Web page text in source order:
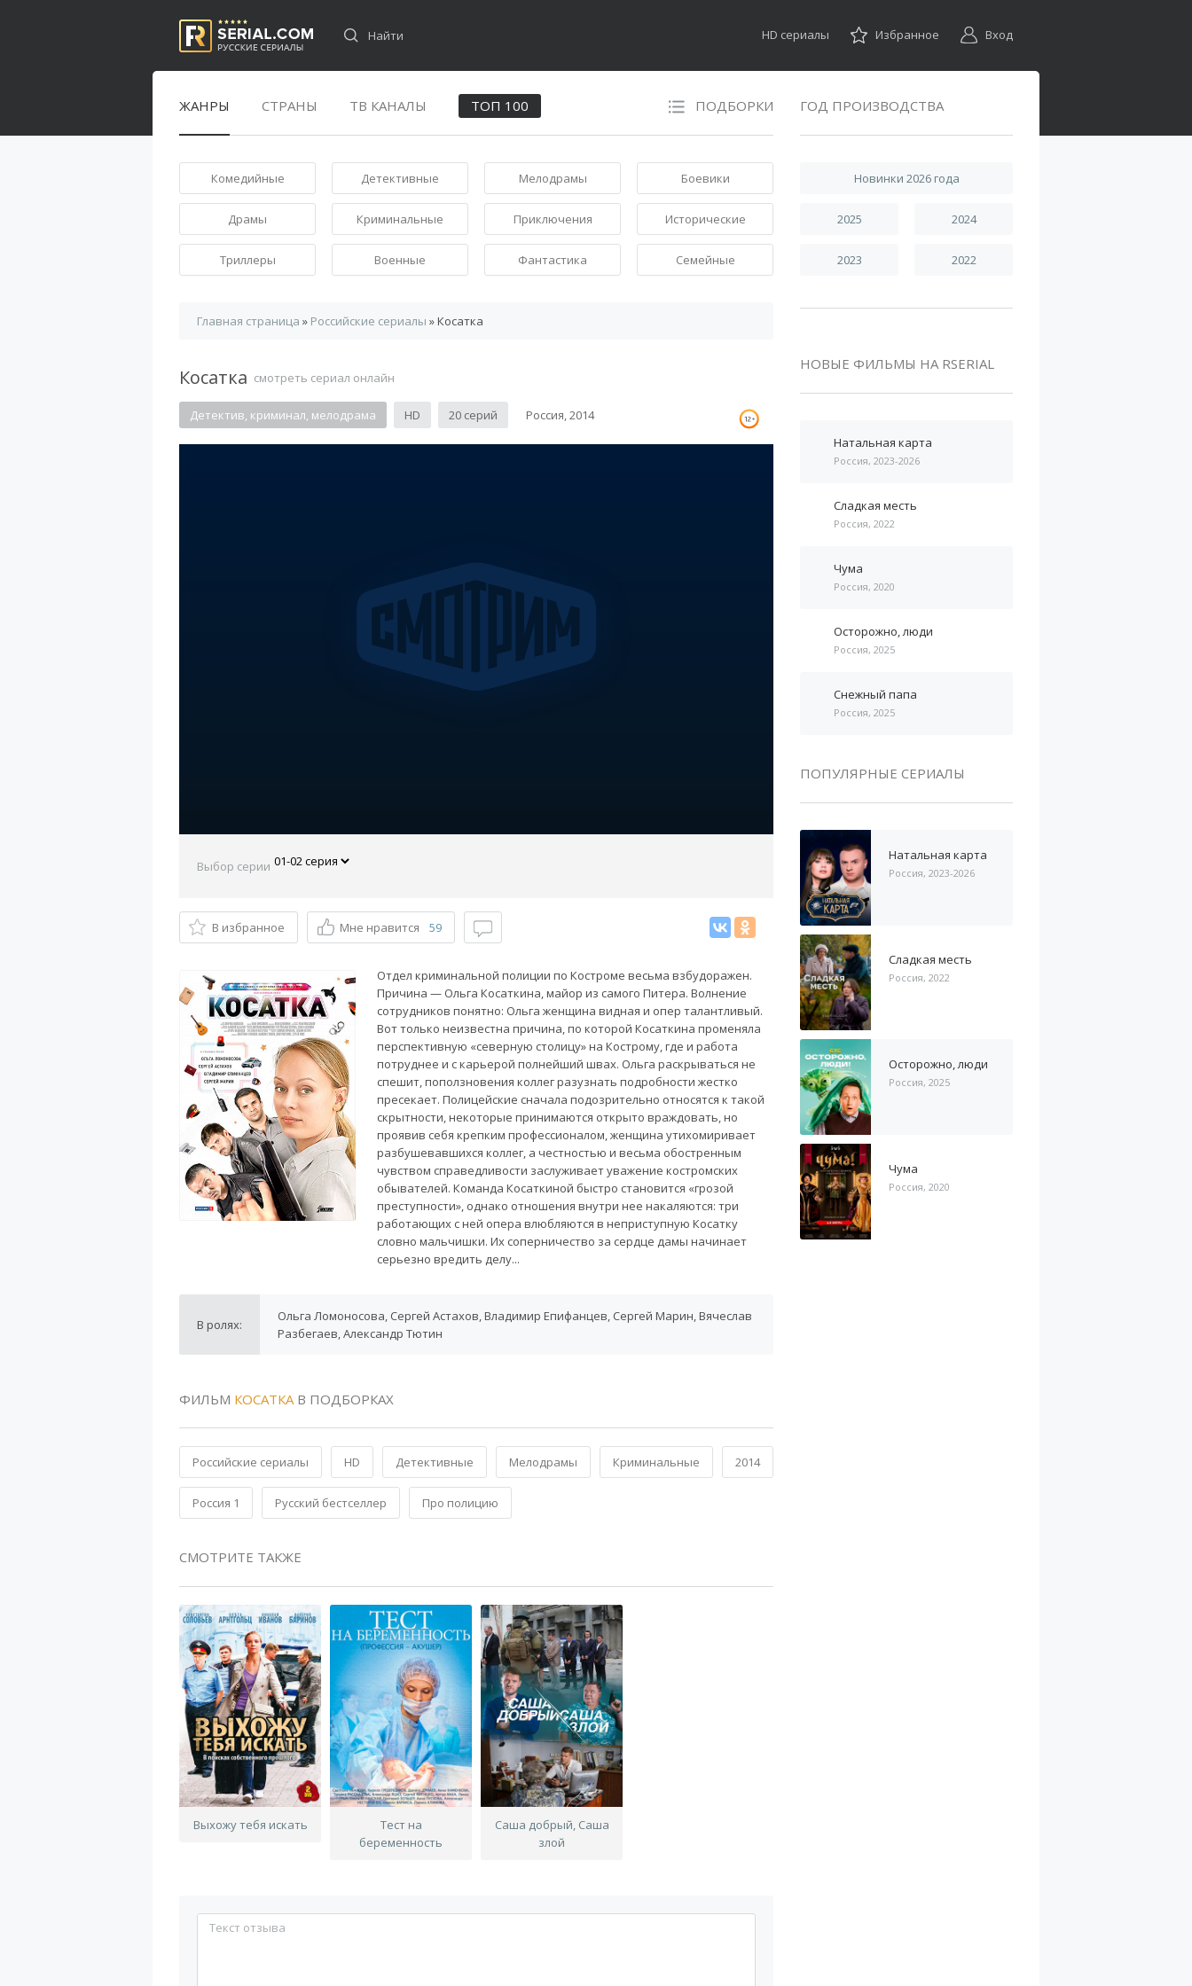
HD сериалы Избранное Вход
ЖАНРЫ СТРАНЫ ТВ КАНАЛЫ ПОДБОРКИ
ТОП 100
Комедийные Детективные Мелодрамы Боевики
Драмы Криминальные Приключения Исторические
Триллеры Военные Фантастика Семейные
Главная страница » Российские сериалы » Косатка
Косатка смотреть сериал онлайн
Детектив, криминал, мелодрама HD 20 серий Россия, 2014
Выбор серии
В избранное Мне нравится 59
Отдел криминальной полиции по Костроме весьма взбудоражен.
Причина — Ольга Косаткина, майор из самого Питера. Волнение
сотрудников понятно: Ольга женщина видная и опер талантливый.
Вот только неизвестна причина, по которой Косаткина променяла
перспективную «северную столицу» на Кострому, где и работа
потруднее и с карьерой полнейший швах. Ольга раскрываться не
спешит, поползновения коллег разузнать подробности жестко
пресекает. Полицейские сначала подозрительно относятся к такой
скрытности, некоторые принимаются открыто враждовать, но
проявив себя крепким профессионалом, женщина утихомиривает
разбушевавшихся коллег, а честностью и весьма обостренным
чувством справедливости заслуживает уважение костромских
обывателей. Команда Косаткиной быстро становится «грозой
преступности», однако отношения внутри нее накаляются: три
работающих с ней опера влюбляются в неприступную Косатку
словно мальчишки. Их соперничество за сердце дамы начинает
серьезно вредить делу...
В ролях:
Ольга Ломоносова, Сергей Астахов, Владимир Епифанцев, Сергей Марин, Вячеслав
Разбегаев, Александр Тютин
ФИЛЬМ КОСАТКАВ ПОДБОРКАХ
Российские сериалы HD Детективные Мелодрамы Криминальные 2014
Россия 1 Русский бестселлер Про полицию
СМОТРИТЕ ТАКЖЕ
Выхожу тебя искать
Тест на
беременность
Саша добрый, Саша
злой
ГОД ПРОИЗВОДСТВА
Новинки 2026 года
2025 2024
2023 2022
НОВЫЕ ФИЛЬМЫ НА RSERIAL
Натальная карта
Россия, 2023-2026
Сладкая месть
Россия, 2022
Чума
Россия, 2020
Осторожно, люди
Россия, 2025
Снежный папа
Россия, 2025
ПОПУЛЯРНЫЕ СЕРИАЛЫ
Натальная карта
Россия, 2023-2026
Сладкая месть
Россия, 2022
Осторожно, люди
Россия, 2025
Чума
Россия, 2020